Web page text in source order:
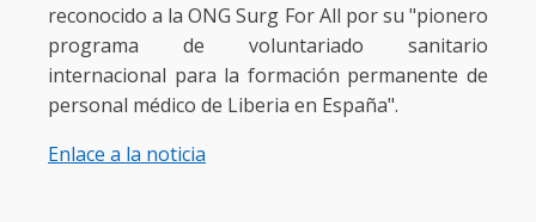
reconocido a la ONG Surg For All por su "pionero
programa de voluntariado sanitario
internacional para la formación permanente de
personal médico de Liberia en España".
Enlace a la noticia